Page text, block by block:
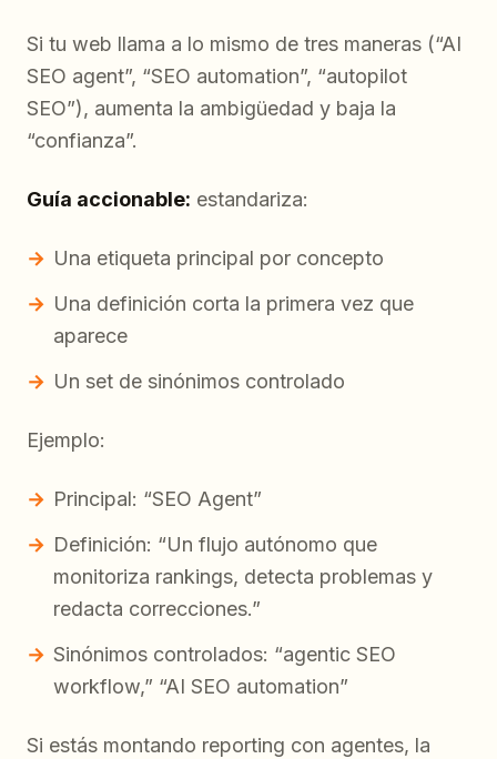
Si tu web llama a lo mismo de tres maneras (“AI
SEO agent”, “SEO automation”, “autopilot
SEO”), aumenta la ambigüedad y baja la
“confianza”.
Guía accionable: estandariza:
Una etiqueta principal por concepto
Una definición corta la primera vez que
aparece
Un set de sinónimos controlado
Ejemplo:
Principal: “SEO Agent”
Definición: “Un flujo autónomo que
monitoriza rankings, detecta problemas y
redacta correcciones.”
Sinónimos controlados: “agentic SEO
workflow,” “AI SEO automation”
Si estás montando reporting con agentes, la